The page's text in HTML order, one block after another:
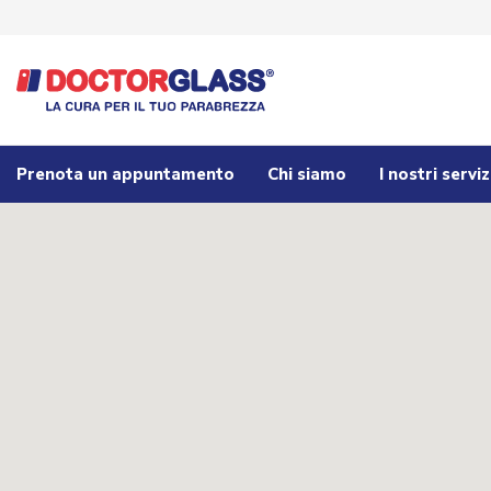
Prenota un appuntamento Chi siamo I nostri